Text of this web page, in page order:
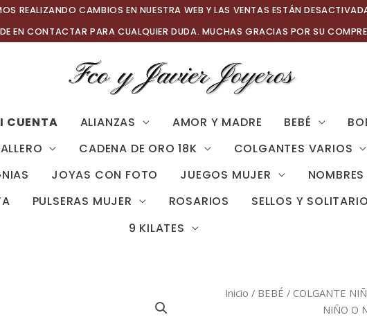
REALIZANDO CAMBIOS EN NUESTRA WEB Y LAS VENTAS ESTÁN
EN CONTACTAR PARA CUALQUIER DUDA. MUCHAS GRACIAS POR SU
CUENTA ALIANZAS AMOR Y MADRE BEBÉ
CADENA DE ORO 18K COLGANTES VARIOS
JOYAS CON FOTO JUEGOS MUJER
PULSERAS MUJER ROSARIOS SELLOS Y
9 KILATES
Inicio / BEBÉ / COLGANTE
NIÑO O